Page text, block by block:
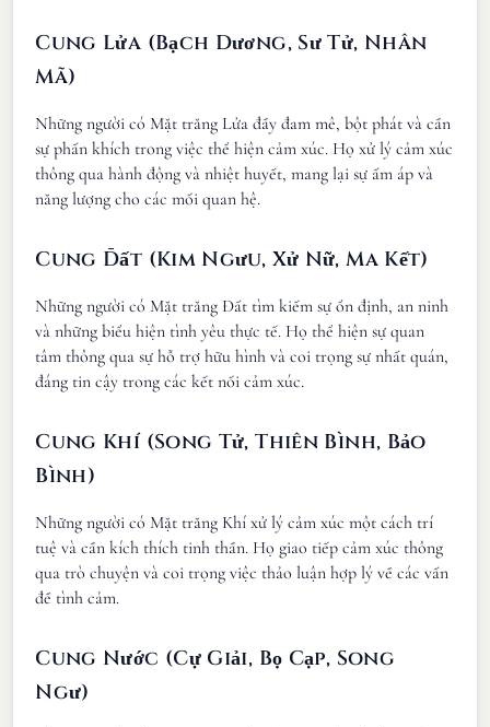
Cung Lửa (Bạch Dương, Sư Tử, Nhân
Mã)
Những người có Mặt trăng Lửa đầy đam mê, bột phát và cần
sự phấn khích trong việc thể hiện cảm xúc. Họ xử lý cảm xúc
thông qua hành động và nhiệt huyết, mang lại sự ấm áp và
năng lượng cho các mối quan hệ.
Cung Đất (Kim Ngưu, Xử Nữ, Ma Kết)
Những người có Mặt trăng Đất tìm kiếm sự ổn định, an ninh
và những biểu hiện tình yêu thực tế. Họ thể hiện sự quan
tâm thông qua sự hỗ trợ hữu hình và coi trọng sự nhất quán,
đáng tin cậy trong các kết nối cảm xúc.
Cung Khí (Song Tử, Thiên Bình, Bảo
Bình)
Những người có Mặt trăng Khí xử lý cảm xúc một cách trí
tuệ và cần kích thích tinh thần. Họ giao tiếp cảm xúc thông
qua trò chuyện và coi trọng việc thảo luận hợp lý về các vấn
đề tình cảm.
Cung Nước (Cự Giải, Bọ Cạp, Song
Ngư)